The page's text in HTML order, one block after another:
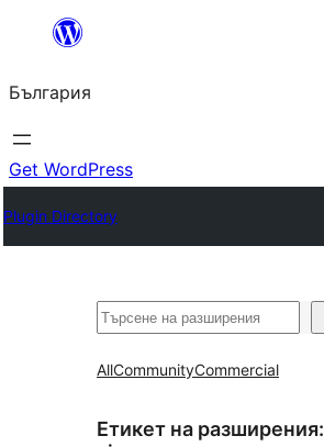
България
Get WordPress
Plugin Directory
Търсене
AllCommunityCommercial
Етикет на разширения: